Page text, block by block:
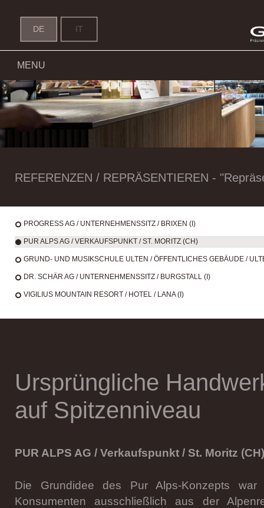
DE IT
MENU
Pur St.Moritz - Header Slider -
REFERENZEN / REPRÄSENTIEREN -
PROGRESS AG / UNTERNEHMENSSITZ / BRIXEN (I)
PUR ALPS AG / VERKAUFSPUNKT / ST. MORITZ (CH)
GRUND- UND MUSIKSCHULE ULTEN / ÖFFENTLICHES GEBÄUDE /
DR. SCHÄR AG / UNTERNEHMENSSITZ / BURGSTALL (I)
VIGILIUS MOUNTAIN RESORT / HOTEL / LANA (I)
Ursprüngliche
auf Spitzenniveau
PUR ALPS AG / Verkaufspunkt / St. Moritz (CH)
Die Grundidee des Pur Alps-Konzepts
Konsumenten ausschließlich aus der